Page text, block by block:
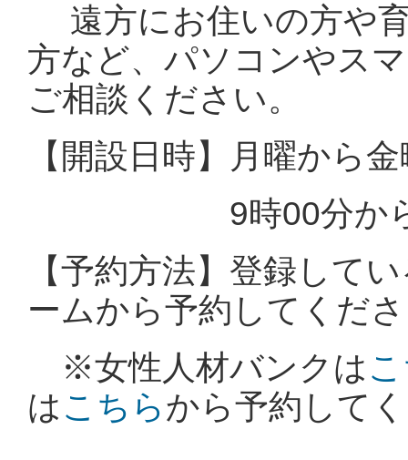
遠方にお住いの方や
方など、パソコンやス
ご相談ください。
【開設日時】月曜から
9時00分から18
【予約方法】登録して
ームから予約してくだ
※女性人材バンクは
はこちらから予約して